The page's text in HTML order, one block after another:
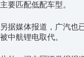
主要匹配低配车型。
另据媒体报道，广汽也
被中航锂电取代。